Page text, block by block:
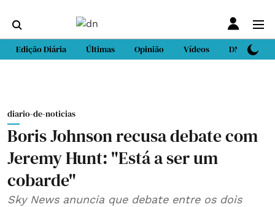
Edição Diária Últimas Opinião Vídeos DN Sport
diario-de-noticias
Boris Johnson recusa debate com
Jeremy Hunt: "Está a ser um
cobarde"
Sky News anuncia que debate entre os dois